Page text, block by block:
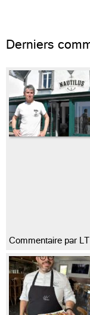
Derniers
Commentaire par LT